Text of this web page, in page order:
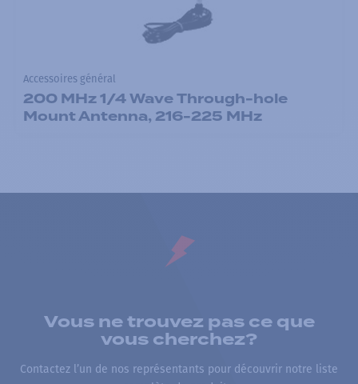
Accessoires général
200 MHz 1/4 Wave Through-hole
Mount Antenna, 216-225 MHz
Vous ne trouvez pas ce que
vous cherchez?
Contactez l’un de nos représentants pour découvrir notre liste